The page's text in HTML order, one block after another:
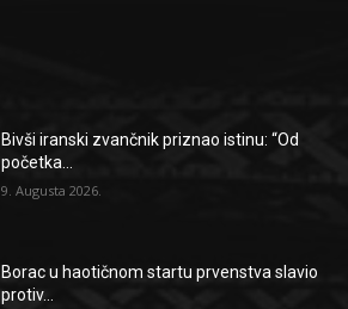
Bivši iranski zvančnik priznao istinu: “Od
početka...
9. Augusta 2026.
Borac u haotičnom startu prvenstva slavio
protiv...